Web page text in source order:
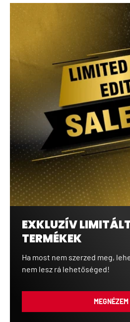
EXKLUZÍV
TERMÉKEK
Ha most nem szerzed meg,
nem lesz rá lehetőséged!
MEGNÉZEM